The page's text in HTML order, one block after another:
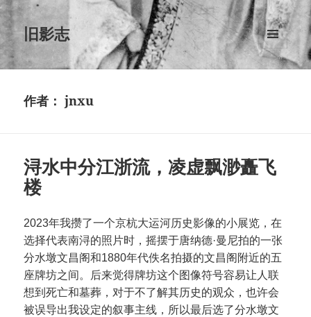
旧影志
菜单和
挂件
作者：jnxu
浔水中分江浙流，凌虚飘渺矗飞
楼
2023年我攒了一个京杭大运河历史影像的小展览，在
选择代表南浔的照片时，摇摆于唐纳德·曼尼拍的一张
分水墩文昌阁和1880年代佚名拍摄的文昌阁附近的五
座牌坊之间。后来觉得牌坊这个图像符号容易让人联
想到死亡和墓葬，对于不了解其历史的观众，也许会
被误导出我设定的叙事主线，所以最后选了分水墩文